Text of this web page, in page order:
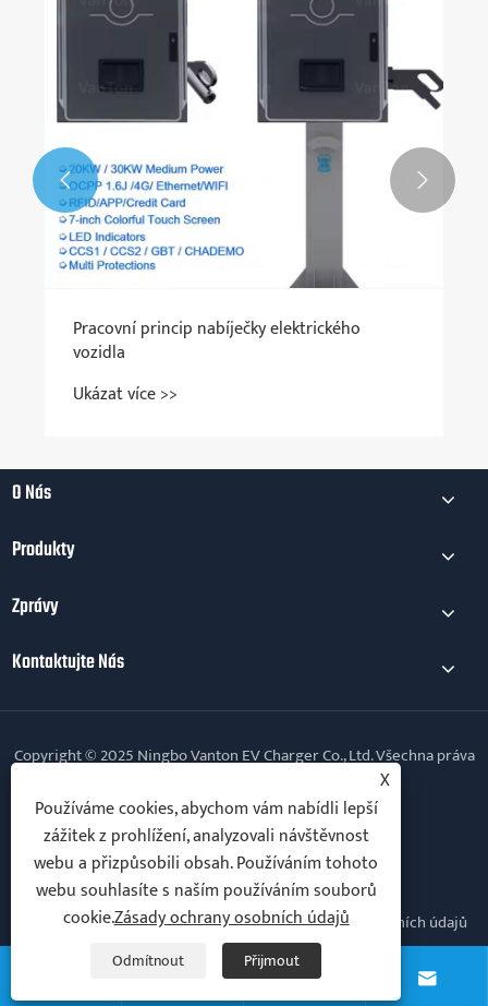
Proč zvolit nabíječku DC EV pro elektrickou
mobilitu?
Ukázat více >>
 
O Nás
Produkty
Zprávy
Kontaktujte Nás
Copyright © 2025 Ningbo Vanton EV Charger Co., Ltd. Všechna práva
Follow Us
Sitemap RSS XML Zásady ochrany osobních údajů
 
X
Používáme cookies, abychom vám nabídli lepší
zážitek z prohlížení, analyzovali návštěvnost
webu a přizpůsobili obsah. Používáním tohoto
webu souhlasíte s naším používáním souborů
cookie.Zásady ochrany osobních údajů
Odmítnout Přijmout